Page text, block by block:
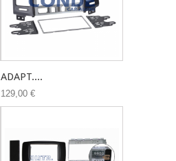
ADAPT....
129,00 €